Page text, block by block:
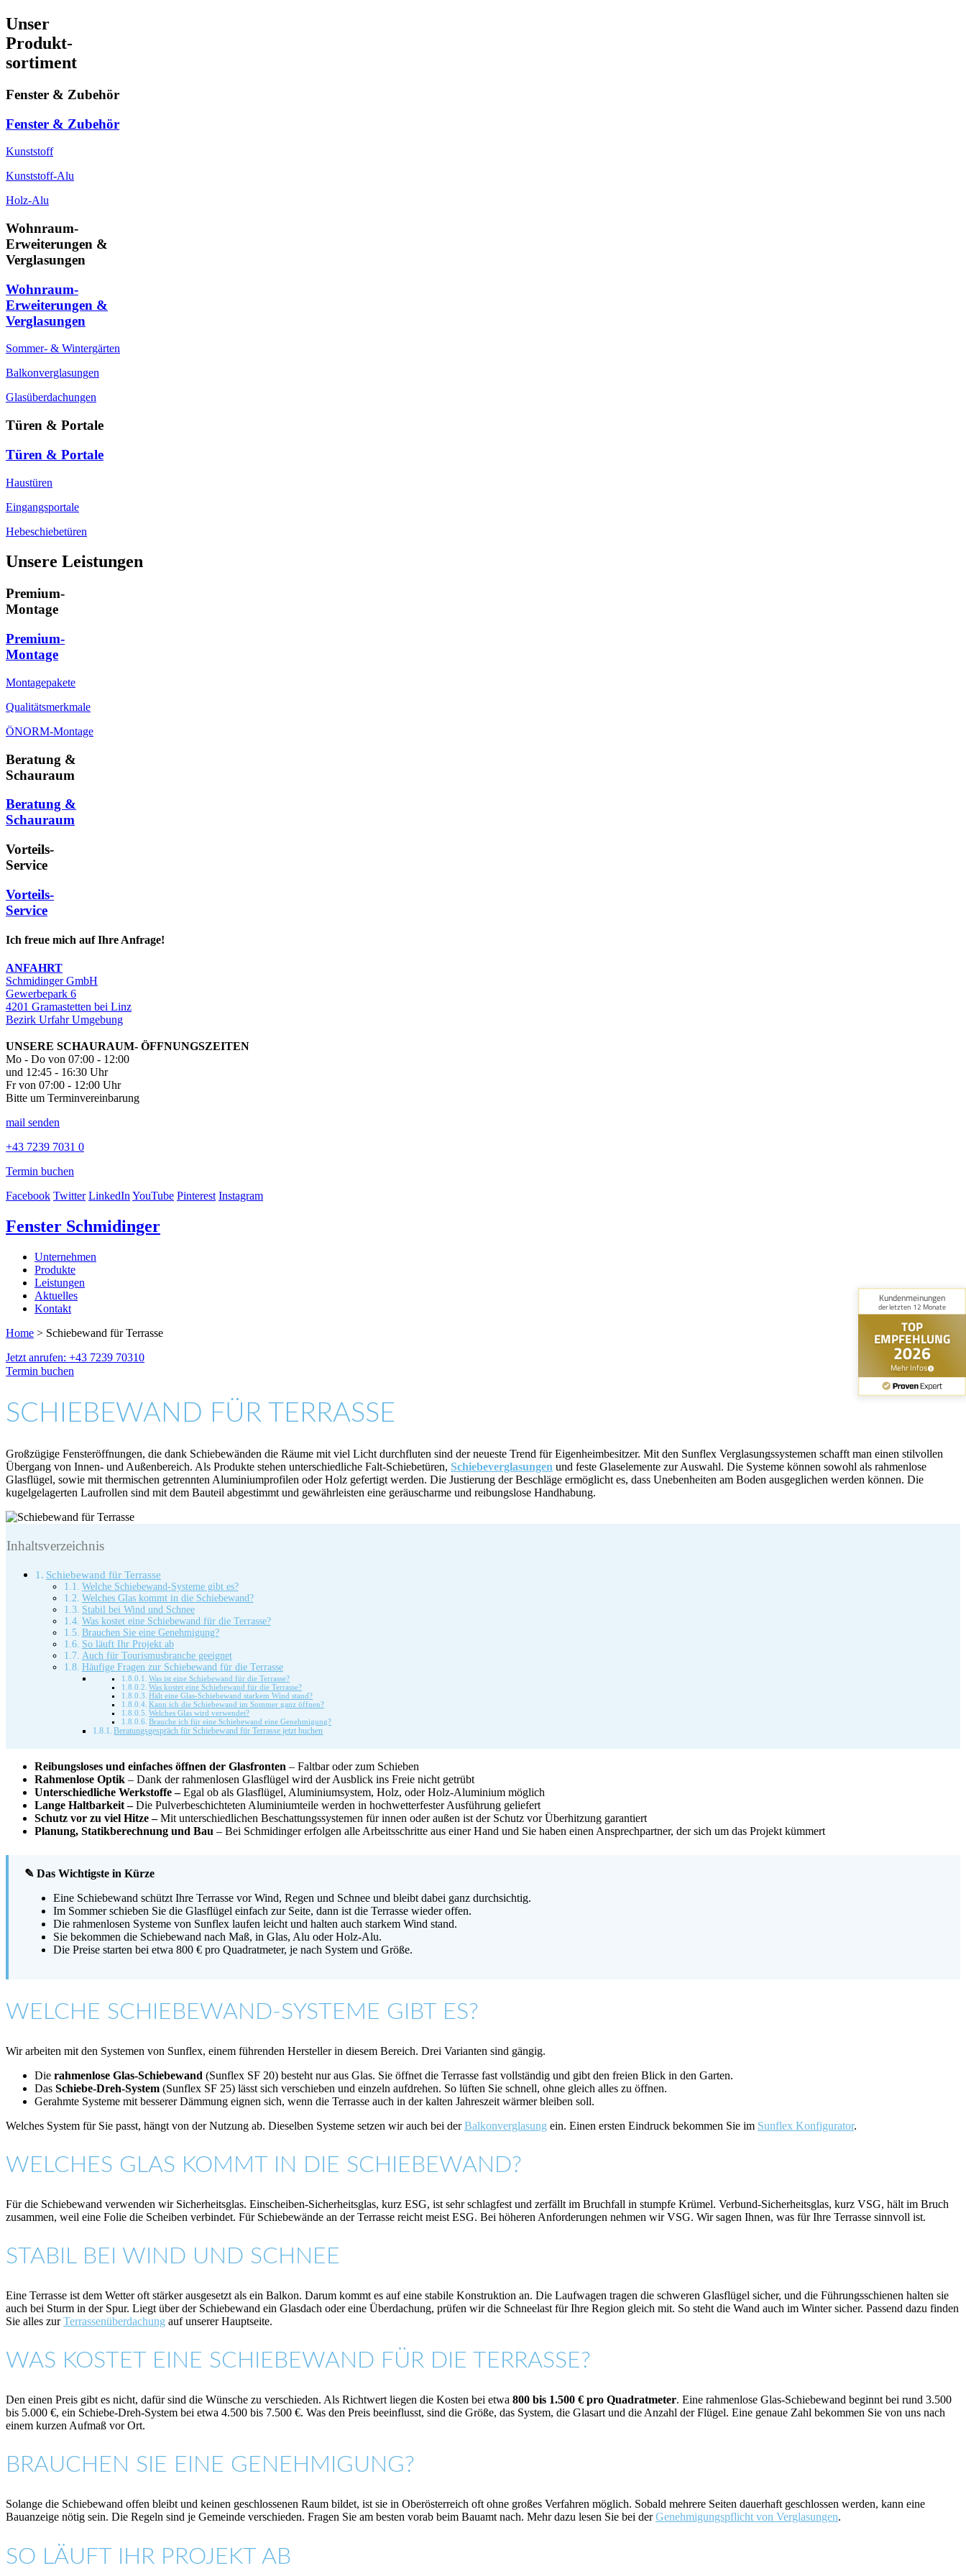
Unser
Produkt-
sortiment
Fenster & Zubehör
Fenster & Zubehör
Kunststoff
Kunststoff-Alu
Holz-Alu
Wohnraum-
Erweiterungen &
Verglasungen
Wohnraum-
Erweiterungen &
Verglasungen
Sommer- & Wintergärten
Balkonverglasungen
Glasüberdachungen
Türen & Portale
Türen & Portale
Haustüren
Eingangsportale
Hebeschiebetüren
Unsere Leistungen
Premium-
Montage
Premium-
Montage
Montagepakete
Qualitätsmerkmale
ÖNORM-Montage
Beratung &
Schauraum
Beratung &
Schauraum
Vorteils-
Service
Vorteils-
Service
Ich freue mich auf Ihre Anfrage!
ANFAHRT
Schmidinger GmbH
Gewerbepark 6
4201 Gramastetten bei Linz
Bezirk Urfahr Umgebung
UNSERE SCHAURAUM- ÖFFNUNGSZEITEN
Mo - Do von 07:00 - 12:00
und 12:45 - 16:30 Uhr
Fr von 07:00 - 12:00 Uhr
Bitte um Terminvereinbarung
mail senden
+43 7239 7031 0
Termin buchen
Facebook Twitter LinkedInYouTube Pinterest Instagram
Fenster Schmidinger
Unternehmen
Produkte
Leistungen
Aktuelles
Kontakt
Home > Schiebewand für Terrasse
Jetzt anrufen: +43 7239 70310
Termin buchen
SCHIEBEWAND FÜR TERRASSE
Großzügige Fensteröffnungen, die dank Schiebewänden die Räume mit viel Licht durchfluten sind der neueste Trend für Eigenheimbesitzer. Mit den Sunflex Verglasungssystemen schafft man einen stilvollen
Übergang von Innen- und Außenbereich. Als Produkte stehen unterschiedliche Falt-Schiebetüren, Schiebeverglasungen und feste Glaselemente zur Auswahl. Die Systeme können sowohl als rahmenlose
Glasflügel, sowie mit thermischen getrennten Aluminiumprofilen oder Holz gefertigt werden. Die Justierung der Beschläge ermöglicht es, dass Unebenheiten am Boden ausgeglichen werden können. Die
kugelgelagerten Laufrollen sind mit dem Bauteil abgestimmt und gewährleisten eine geräuscharme und reibungslose Handhabung.
Inhaltsverzeichnis
Schiebewand für Terrasse
Welche Schiebewand-Systeme gibt es?
Welches Glas kommt in die Schiebewand?
Stabil bei Wind und Schnee
Was kostet eine Schiebewand für die Terrasse?
Brauchen Sie eine Genehmigung?
So läuft Ihr Projekt ab
Auch für Tourismusbranche geeignet
Häufige Fragen zur Schiebewand für die Terrasse
Was ist eine Schiebewand für die Terrasse?
Was kostet eine Schiebewand für die Terrasse?
Hält eine Glas-Schiebewand starkem Wind stand?
Kann ich die Schiebewand im Sommer ganz öffnen?
Welches Glas wird verwendet?
Brauche ich für eine Schiebewand eine Genehmigung?
Beratungsgespräch für Schiebewand für Terrasse jetzt buchen
Reibungsloses und einfaches öffnen der Glasfronten – Faltbar oder zum Schieben
Rahmenlose Optik – Dank der rahmenlosen Glasflügel wird der Ausblick ins Freie nicht getrübt
Unterschiedliche Werkstoffe –Egal ob als Glasflügel, Aluminiumsystem, Holz, oder Holz-Aluminium möglich
Lange Haltbarkeit –Die Pulverbeschichteten Aluminiumteile werden in hochwetterfester Ausführung geliefert
Schutz vor zu viel Hitze –Mit unterschiedlichen Beschattungssystemen für innen oder außen ist der Schutz vor Überhitzung garantiert
Planung, Statikberechnung und Bau – Bei Schmidinger erfolgen alle Arbeitsschritte aus einer Hand und Sie haben einen Ansprechpartner, der sich um das Projekt kümmert
✎ Das Wichtigste in Kürze
Eine Schiebewand schützt Ihre Terrasse vor Wind, Regen und Schnee und bleibt dabei ganz durchsichtig.
Im Sommer schieben Sie die Glasflügel einfach zur Seite, dann ist die Terrasse wieder offen.
Die rahmenlosen Systeme von Sunflex laufen leicht und halten auch starkem Wind stand.
Sie bekommen die Schiebewand nach Maß, in Glas, Alu oder Holz-Alu.
Die Preise starten bei etwa 800 € pro Quadratmeter, je nach System und Größe.
WELCHE SCHIEBEWAND-SYSTEME GIBT ES?
Wir arbeiten mit den Systemen von Sunflex, einem führenden Hersteller in diesem Bereich. Drei Varianten sind gängig.
Die rahmenlose Glas-Schiebewand (Sunflex SF 20) besteht nur aus Glas. Sie öffnet die Terrasse fast vollständig und gibt den freien Blick in den Garten.
Das Schiebe-Dreh-System (Sunflex SF 25) lässt sich verschieben und einzeln aufdrehen. So lüften Sie schnell, ohne gleich alles zu öffnen.
Gerahmte Systeme mit besserer Dämmung eignen sich, wenn die Terrasse auch in der kalten Jahreszeit wärmer bleiben soll.
Welches System für Sie passt, hängt von der Nutzung ab. Dieselben Systeme setzen wir auch bei derBalkonverglasung ein. Einen ersten Eindruck bekommen Sie im Sunflex Konfigurator.
WELCHES GLAS KOMMT IN DIE SCHIEBEWAND?
Für die Schiebewand verwenden wir Sicherheitsglas. Einscheiben-Sicherheitsglas, kurz ESG, ist sehr schlagfest und zerfällt im Bruchfall in stumpfe Krümel. Verbund-Sicherheitsglas, kurz VSG, hält im Bruch
zusammen, weil eine Folie die Scheiben verbindet. Für Schiebewände an der Terrasse reicht meist ESG. Bei höheren Anforderungen nehmen wir VSG. Wir sagen Ihnen, was für Ihre Terrasse sinnvoll ist.
STABIL BEI WIND UND SCHNEE
Eine Terrasse ist dem Wetter oft stärker ausgesetzt als ein Balkon. Darum kommt es auf eine stabile Konstruktion an. Die Laufwagen tragen die schweren Glasflügel sicher, und die Führungsschienen halten sie
auch bei Sturm in der Spur. Liegt über der Schiebewand ein Glasdach oder eine Überdachung, prüfen wir die Schneelast für Ihre Region gleich mit. So steht die Wand auch im Winter sicher. Passend dazu finden
Sie alles zurTerrassenüberdachung auf unserer Hauptseite.
WAS KOSTET EINE SCHIEBEWAND FÜR DIE TERRASSE?
Den einen Preis gibt es nicht, dafür sind die Wünsche zu verschieden. Als Richtwert liegen die Kosten bei etwa 800 bis 1.500 € pro Quadratmeter. Eine rahmenlose Glas-Schiebewand beginnt bei rund 3.500
bis 5.000 €, ein Schiebe-Dreh-System bei etwa 4.500 bis 7.500 €. Was den Preis beeinflusst, sind die Größe, das System, die Glasart und die Anzahl der Flügel. Eine genaue Zahl bekommen Sie von uns nach
einem kurzen Aufmaß vor Ort.
BRAUCHEN SIE EINE GENEHMIGUNG?
Solange die Schiebewand offen bleibt und keinen geschlossenen Raum bildet, ist sie in Oberösterreich oft ohne großes Verfahren möglich. Sobald mehrere Seiten dauerhaft geschlossen werden, kann eine
Bauanzeige nötig sein. Die Regeln sind je Gemeinde verschieden. Fragen Sie am besten vorab beim Bauamt nach. Mehr dazu lesen Sie bei derGenehmigungspflicht von Verglasungen.
SO LÄUFT IHR PROJEKT AB